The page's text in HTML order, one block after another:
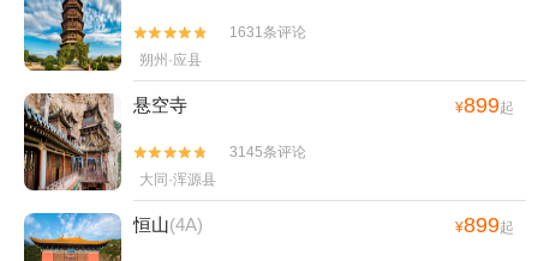


1631条评论
朔州·应县
悬空寺 ¥899起


3145条评论
大同·浑源县
恒山(4A) ¥899起